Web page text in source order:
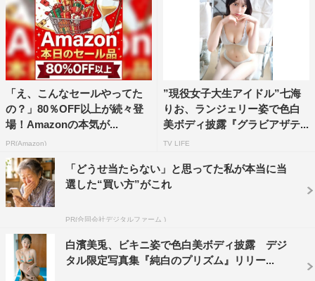
「え、こんなセールやってた
の？」80％OFF以上が続々登
場！Amazonの本気が...
PR(Amazon)
”現役女子大生アイドル”七海
りお、ランジェリー姿で色白
美ボディ披露『グラビアザテ...
TV LIFE
「どうせ当たらない」と思ってた私が本当に当
選した“買い方”がこれ
PR(合同会社デジタルファーム )
白濱美兎、ビキニ姿で色白美ボディ披露 デジ
タル限定写真集『純白のプリズム』リリー...